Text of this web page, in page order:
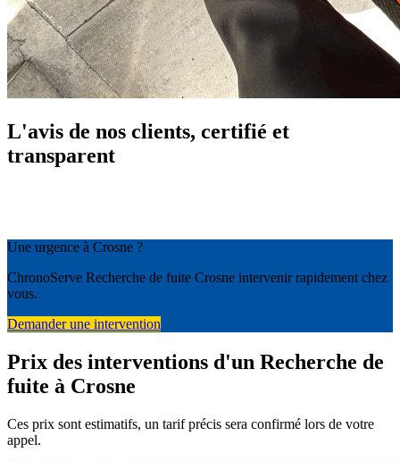
L'avis de nos clients, certifié et
transparent
Une urgence à Crosne ?
ChronoServe Recherche de fuite Crosne intervenir rapidement chez
vous.
Demander une intervention
Prix des interventions d'un Recherche de
fuite à Crosne
Ces prix sont estimatifs, un tarif précis sera confirmé lors de votre
appel.